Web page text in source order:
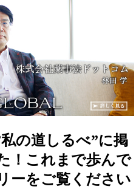
の道しるべ”に掲
！これまで歩んで
ーをご覧ください